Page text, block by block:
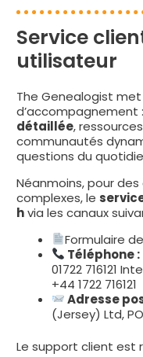
Service
utilisateur
The Genealogist
d’accompagnement :
détaillée,
communautés
questions du
Néanmoins, pour
complexes, le
hvia les canaux
Formulaire
Téléphone :
01722 716121
+44 1722 716121
Adresse
(Jersey) Ltd,
Le support client est